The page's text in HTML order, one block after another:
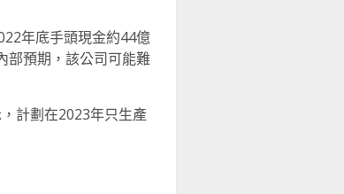
年底手頭現金約44億
部預期，該公司可能難
計劃在2023年只生產